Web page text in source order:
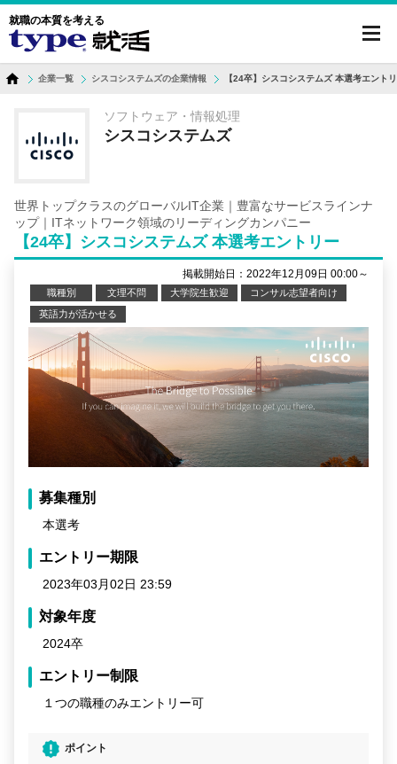
就職の本質を考える
企業一覧 シスコシステムズの企業情報 【24卒】シスコシステムズ 本選考エント
ソフトウェア・情報処理
シスコシステムズ
世界トップクラスのグローバルIT企業｜豊富なサービスラインナ
ップ｜ITネットワーク領域のリーディングカンパニー
【24卒】シスコシステムズ 本選考エントリー
職種別 文理不問 大学院生歓迎
コンサル志望者向け
英語力が活かせる
掲載開始日：2022年12月09日 00:00～
募集種別
本選考
エントリー期限
2023年03月02日 23:59
対象年度
2024卒
エントリー制限
１つの職種のみエントリー可
ポイント